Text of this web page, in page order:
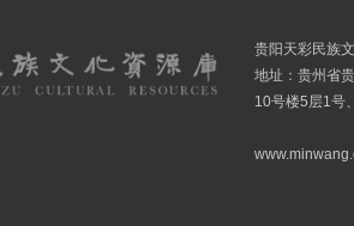
贵阳天彩民族
地址：贵州省
10号楼5层1号